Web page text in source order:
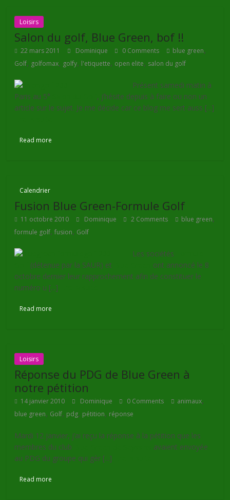
Loisirs
Salon du golf, Blue Green, bof !!
22 mars 2011 Dominique 0 Comments blue green,
Golf, golfomax, golfy, l'etiquette, open elite, salon du golf
Présent samedi matin à
Paris au 5°
, j’hésite depuis à faire ou non un
article sur le sujet. Je me décide car ce blog me sert auss [...]
Read more
Calendrier
Fusion Blue Green-Formule Golf
11 octobre 2010 Dominique 2 Comments blue green,
formule golf,fusion, Golf
Les sociétés
(détenue par la SAUR) et
ont annoncé le 8
octobre dernier leur rapprochement afin de constituer le
numéro u [...]
Read more
Loisirs
Réponse du PDG de Blue Green à
notre pétition
14 janvier 2010 Dominique 0 Comments animaux,
blue green, Golf, pdg, pétition, réponse
Mardi 12 janvier, j’ai reçu la réponse à la pétition que les
membres du club
avaient envoyée
au PDG du groupe qui gèr [...]
Read more